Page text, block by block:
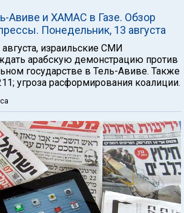
Авиве и ХАМАС в Газе. Обзор
Понедельник, 13 августа
израильские СМИ
арабскую демонстрацию против
государстве в Тель-Авиве. Также
угроза расформирования коалиции.